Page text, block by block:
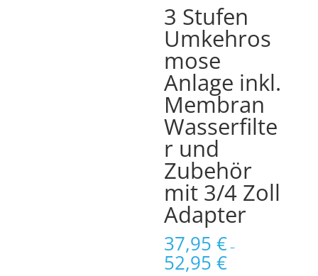
3 Stufen
Umkehros
mose
Anlage inkl.
Membran
Wasserfilte
r und
Zubehör
mit 3/4 Zoll
Adapter
37,95€ –
52,95€